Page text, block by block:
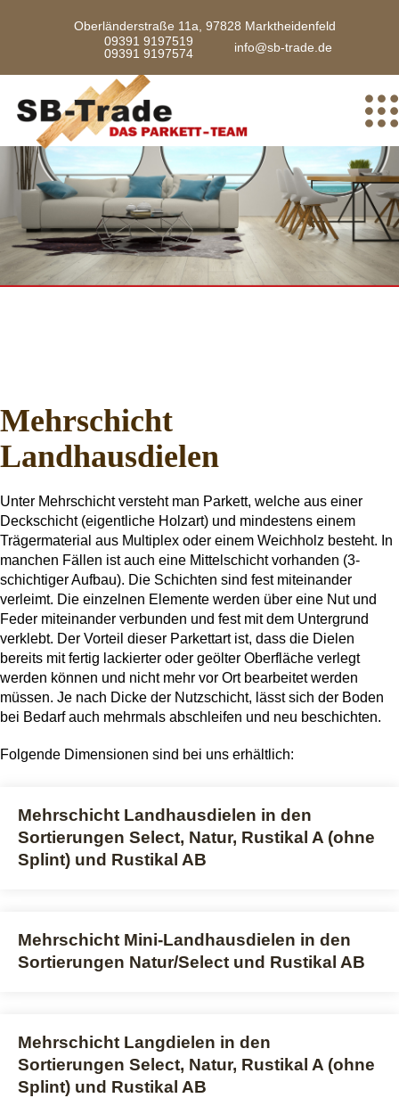
Oberländerstraße 11a, 97828 Marktheidenfeld
09391 9197519
09391 9197574
info@sb-trade.de
Mehrschicht
Landhausdielen
Unter Mehrschicht versteht man Parkett, welche aus einer
Deckschicht (eigentliche Holzart) und mindestens einem
Trägermaterial aus Multiplex oder einem Weichholz besteht. In
manchen Fällen ist auch eine Mittelschicht vorhanden (3-
schichtiger Aufbau). Die Schichten sind fest miteinander
verleimt. Die einzelnen Elemente werden über eine Nut und
Feder miteinander verbunden und fest mit dem Untergrund
verklebt. Der Vorteil dieser Parkettart ist, dass die Dielen
bereits mit fertig lackierter oder geölter Oberfläche verlegt
werden können und nicht mehr vor Ort bearbeitet werden
müssen. Je nach Dicke der Nutzschicht, lässt sich der Boden
bei Bedarf auch mehrmals abschleifen und neu beschichten.
Folgende Dimensionen sind bei uns erhältlich:
Mehrschicht Landhausdielen in den
Sortierungen Select, Natur, Rustikal A (ohne
Splint) und Rustikal AB
Mehrschicht Mini-Landhausdielen in den
Sortierungen Natur/Select und Rustikal AB
Mehrschicht Langdielen in den
Sortierungen Select, Natur, Rustikal A (ohne
Splint) und Rustikal AB